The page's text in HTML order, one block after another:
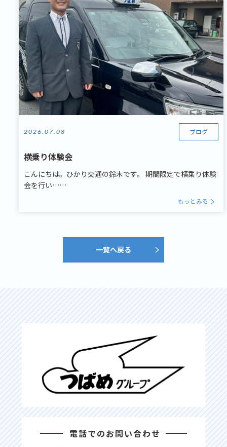
2026.07.08 ブログ
横乗り体験会
こんにちは。ひかり交通の鈴木です。 期間限定で横乗り体験
会を行い……
もっとみる
一覧へ戻る
電話でのお問い合わせ